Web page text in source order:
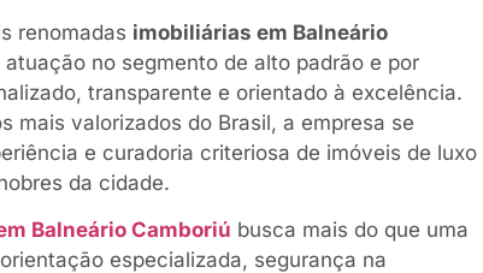
renomadas imobiliárias em Balneário
no segmento de alto padrão e por
transparente e orientado à excelência.
mais valorizados do Brasil, a empresa se
e curadoria criteriosa de imóveis de luxo
da cidade.
Balneário Camboriú busca mais do que uma
especializada, segurança na